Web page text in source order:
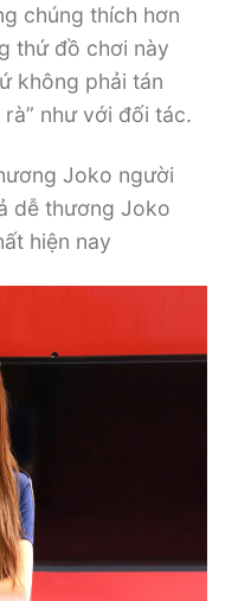
chúng thích hơn
thứ đồ chơi này
không phải tán
như với đối tác.
Joko người
dễ thương Joko
hiện nay